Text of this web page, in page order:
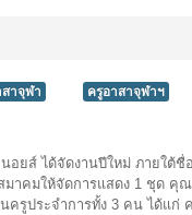
าจุฬา ครูอาสาจุฬาฯ
ส์ ได้จัดงานปีใหม่ ภายใต้ชื่
คมให้จัดการแสดง 1 ชุด คุณ
ครูประจำการทั้ง 3 คน ได้